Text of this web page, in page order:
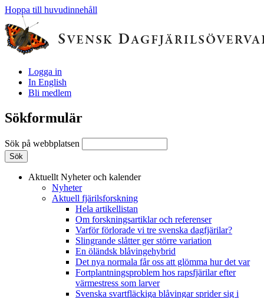
Hoppa till huvudinnehåll
Logga in
In English
Bli medlem
Sökformulär
Sök på webbplatsen
Aktuellt Nyheter och kalender
Nyheter
Aktuell fjärilsforskning
Hela artikellistan
Om forskningsartiklar och referenser
Varför förlorade vi tre svenska dagfjärilar?
Slingrande slåtter ger större variation
En öländsk blåvingehybrid
Det nya normala får oss att glömma hur det var
Fortplantningsproblem hos rapsfjärilar efter
värmestress som larver
Svenska svartfläckiga blåvingar sprider sig i